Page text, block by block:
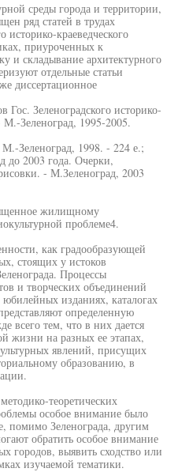
среды города и территории,
ряд статей в трудах
историко-краеведческого
приуроченных к
и складывание архитектурного
отдельные статьи
диссертационное
Зеленоградского историко-
Зеленоград, 1995-2005.
Зеленоград, 1998. - 224 е.;
до 2003 года. Очерки,
- М.Зеленоград, 2003
жилищному
проблеме4.
как градообразующей
стоящих у истоков
Процессы
и творческих объединений
изданиях, каталогах
определенную
всего тем, что в них дается
жизни на разных ее этапах,
явлений, присущих
образованию, в
теоретических
особое внимание было
помимо Зеленограда, другим
обратить особое внимание
городов, выявить сходство или
изучаемой тематики.